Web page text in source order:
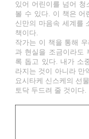
있어 어린이를 넘어 청
볼 수 있다. 이 책은 어
신만의 마음속 세계를
책이다.
작가는 이 책을 통해
과 현실을 조금이라도
록 돕고 있다. 내가 소
라지는 것이 아니라 만
요시타케 신스케의 선
토닥 두드려 줄 것이다.